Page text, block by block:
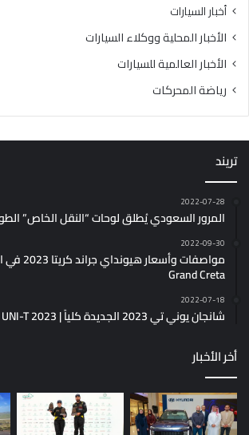
أخبار السيارات
الأخبار المحلية ووكلاء السيارات
الأخبار العالمية للسيارات
رياضة المحركات
تريند
2022-07-28
المرور السعودي يُطلق لوحات “النقل الخاص”
2022-09-30
Grand Creta
2022-07-18
شانجان يوني تي 2023 الجديدة كلياً | Changan UNI-T 2023
أخر الأخبار